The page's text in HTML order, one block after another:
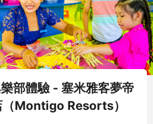
部體驗 - 塞米雅客夢帝
（Montigo Resorts）